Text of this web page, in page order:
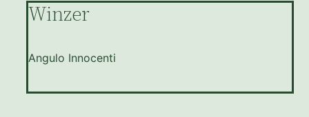
Winzer
Angulo Innocenti